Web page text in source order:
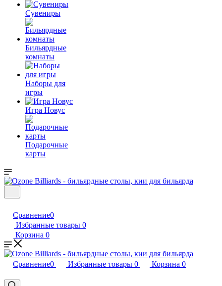
Сувениры
Бильярдные
комнаты
Наборы для
игры
Игра Новус
Подарочные
карты
Сравнение0
Избранные товары 0
Корзина 0
Сравнение0 Избранные товары 0 Корзина 0